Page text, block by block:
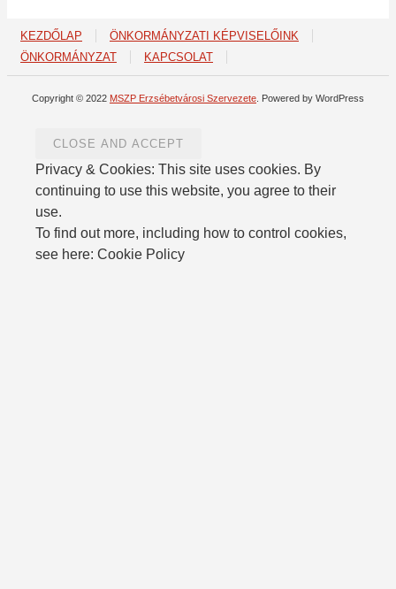
KEZDŐLAP
ÖNKORMÁNYZATI KÉPVISELŐINK
ÖNKORMÁNYZAT
KAPCSOLAT
Copyright © 2022 MSZP Erzsébetvárosi Szervezete . Powered by WordPress
Privacy & Cookies: This site uses cookies. By
continuing to use this website, you agree to their
use.
To find out more, including how to control cookies,
see here: Cookie Policy